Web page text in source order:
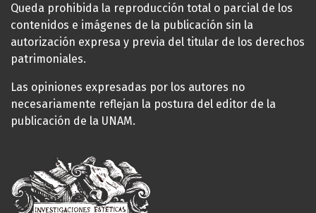
Queda prohibida la reproducción total o parcial de los
contenidos e imágenes de la publicación sin la
autorización expresa y previa del titular de los derechos
patrimoniales.
Las opiniones expresadas por los autores no
necesariamente reflejan la postura del editor de la
publicación de la UNAM.